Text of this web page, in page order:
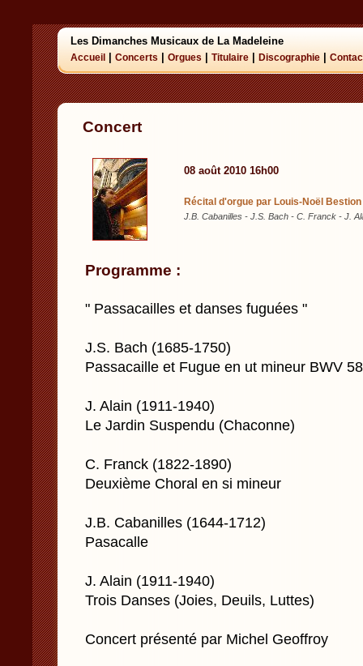
Les Dimanches Musicaux de La Madeleine
Accueil Concerts Orgues Titulaire Discographie
Concert
08 août 2010 16h00
Récital d'orgue par Louis-Noël
J.B. Cabanilles - J.S. Bach - C. Franck - J.
Programme :
" Passacailles et danses fuguées "
J.S. Bach (1685-1750)
Passacaille et Fugue en ut mineur BWV
J. Alain (1911-1940)
Le Jardin Suspendu (Chaconne)
C. Franck (1822-1890)
Deuxième Choral en si mineur
J.B. Cabanilles (1644-1712)
Pasacalle
J. Alain (1911-1940)
Trois Danses (Joies, Deuils, Luttes)
Concert présenté par Michel Geoffroy